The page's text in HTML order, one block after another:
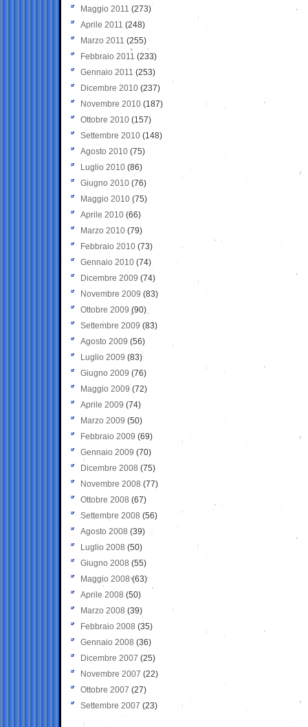
Maggio 2011 (273)
Aprile 2011 (248)
Marzo 2011 (255)
Febbraio 2011 (233)
Gennaio 2011 (253)
Dicembre 2010 (237)
Novembre 2010 (187)
Ottobre 2010 (157)
Settembre 2010 (148)
Agosto 2010 (75)
Luglio 2010 (86)
Giugno 2010 (76)
Maggio 2010 (75)
Aprile 2010 (66)
Marzo 2010 (79)
Febbraio 2010 (73)
Gennaio 2010 (74)
Dicembre 2009 (74)
Novembre 2009 (83)
Ottobre 2009 (90)
Settembre 2009 (83)
Agosto 2009 (56)
Luglio 2009 (83)
Giugno 2009 (76)
Maggio 2009 (72)
Aprile 2009 (74)
Marzo 2009 (50)
Febbraio 2009 (69)
Gennaio 2009 (70)
Dicembre 2008 (75)
Novembre 2008 (77)
Ottobre 2008 (67)
Settembre 2008 (56)
Agosto 2008 (39)
Luglio 2008 (50)
Giugno 2008 (55)
Maggio 2008(63)
Aprile 2008 (50)
Marzo 2008 (39)
Febbraio 2008 (35)
Gennaio 2008 (36)
Dicembre 2007 (25)
Novembre 2007 (22)
Ottobre 2007 (27)
Settembre 2007 (23)